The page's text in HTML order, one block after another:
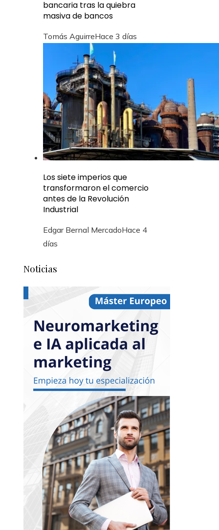
bancaria tras la quiebra
masiva de bancos
Tomás AguirreHace 3 días
Los siete imperios que
transformaron el comercio
antes de la Revolución
Industrial
Edgar Bernal MercadoHace 4
días
Noticias